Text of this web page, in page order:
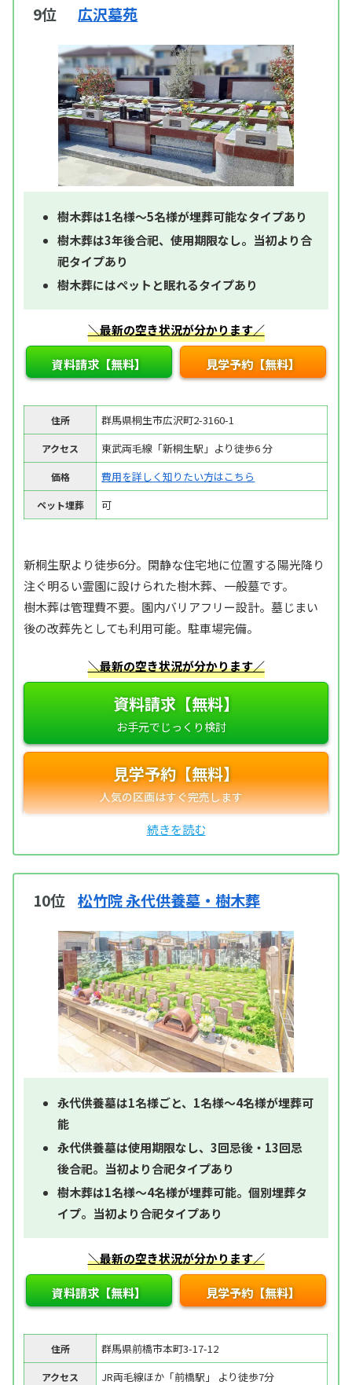
9位 広沢墓苑
樹木葬は1名様～5名様が埋葬可能なタイプあり
樹木葬は3年後合祀、使用期限なし。当初より合
祀タイプあり
樹木葬にはペットと眠れるタイプあり
＼最新の空き状況が分かります／
資料請求【無料】 見学予約【無料】
住所 群馬県桐生市広沢町2-3160-1
アクセス 東武両毛線「新桐生駅」より徒歩6 分
価格 費用を詳しく知りたい方はこちら
ペット埋葬 可
新桐生駅より徒歩6分。閑静な住宅地に位置する陽光降り
注ぐ明るい霊園に設けられた樹木葬、一般墓です。
樹木葬は管理費不要。園内バリアフリー設計。墓じまい
後の改葬先としても利用可能。駐車場完備。
＼最新の空き状況が分かります／
資料請求【無料】
見学予約【無料】
10位 松竹院 永代供養墓・樹木葬
永代供養墓は1名様ごと、1名様～4名様が埋葬可
能
永代供養墓は使用期限なし、3回忌後・13回忌
後合祀。当初より合祀タイプあり
樹木葬は1名様～4名様が埋葬可能。個別埋葬タ
イプ。当初より合祀タイプあり
＼最新の空き状況が分かります／
資料請求【無料】 見学予約【無料】
住所 群馬県前橋市本町3-17-12
アクセス JR両毛線ほか「前橋駅」 より徒歩7分